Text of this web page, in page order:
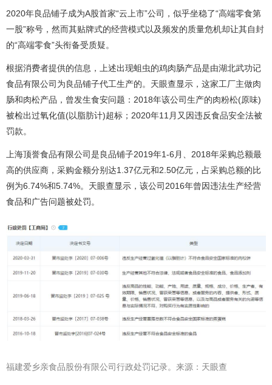
2020年良品铺子成为A股首家“云上市”公司，似乎坐稳了“高端零食第
一股”称号，然而其贴牌式的经营模式以及频发的质量危机却让其自封
的“高端零食”头衔备受质疑。
根据消费者提供的信息，上述出现蛆虫的鸡肉肠产品是由湖北武功记
食品有限公司为良品铺子代工生产的。天眼查显示，这家工厂主做肉
肠和肉松产品，曾发生食安问题：2018年该公司生产的肉粉松(原味)
被检出过氧化值(以脂肪计)超标；2020年11月又因违反食品安全法被
罚款。
上海顶誉食品有限公司是良品铺子2019年1-6月、2018年采购总额最
高的供应商，采购金额分别达1.37亿元和2.50亿元，占采购总额的比
例为6.74%和5.74%。天眼查显示，该公司2016年曾因违法生产经营
食品和广告问题被处罚。
福建爱乡亲食品股份有限公司行政处罚记录。来源：天眼查